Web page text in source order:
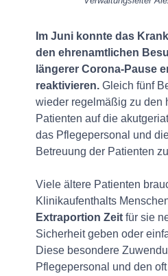
Im Juni konnte das
den ehrenamtlichen
längerer Corona-Pause
reaktivieren. Gleich fünf
wieder regelmäßig zu den
Patienten auf die
das Pflegepersonal und
Betreuung der Patienten
Viele ältere Patienten
Klinikaufenthalts
Extraportion Zeit für sie
Sicherheit geben oder
Diese besondere
Pflegepersonal und den